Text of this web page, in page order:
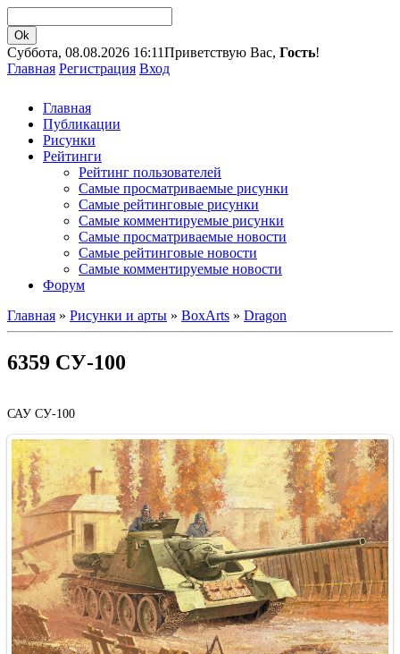
Суббота, 08.08.2026 16:11Приветствую Вас, Гость!
Главная Регистрация Вход
Главная
Публикации
Рисунки
Рейтинги
Рейтинг пользователей
Самые просматриваемые рисунки
Самые рейтинговые рисунки
Самые комментируемые рисунки
Самые просматриваемые новости
Самые рейтинговые новости
Самые комментируемые новости
Форум
Главная » Рисунки и арты » BoxArts » Dragon
6359 СУ-100
САУ СУ-100